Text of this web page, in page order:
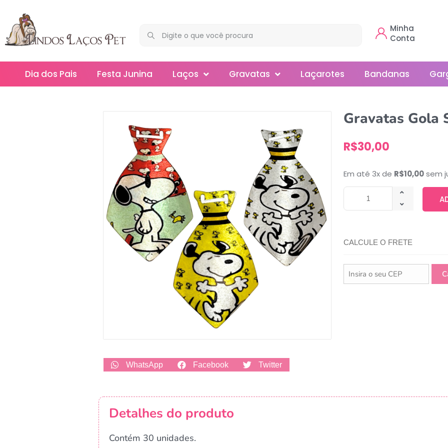
Minha
Conta
Dia dos Pais Festa Junina Laços
Mini
Slim
Splash
Gravatas
Smoking
Laçarotes Bandanas
WhatsApp Facebook Twitter
Gravatas Gola
R$30,00
Em até 3x de R$10,00sem
CALCULE O FRETE
Detalhes do produto
Contém 30 unidades.